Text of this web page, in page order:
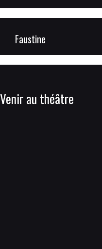
Faustine
Venir au théâtre